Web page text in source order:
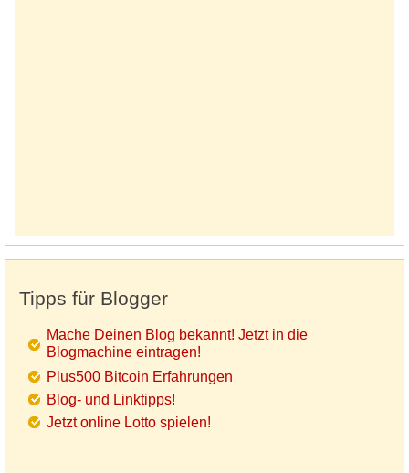
Tipps für Blogger
Mache Deinen Blog bekannt! Jetzt in die
Blogmachine eintragen!
Plus500 Bitcoin Erfahrungen
Blog- und Linktipps!
Jetzt online Lotto spielen!